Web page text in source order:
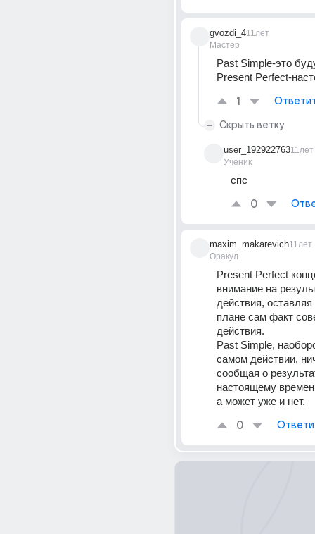
gvozdi_4
Мастер
11лет
Past Simple-это
Present Perfect-
1
Скрыть ветку
user_192922763
Ученик
11лет
спс
0
maxim_makarevich
Оракул
11лет
Present Perfect
внимание на
действия,
плане сам факт
действия.
Past Simple,
самом действии,
сообщая о
настоящему
а может уже и нет.
0